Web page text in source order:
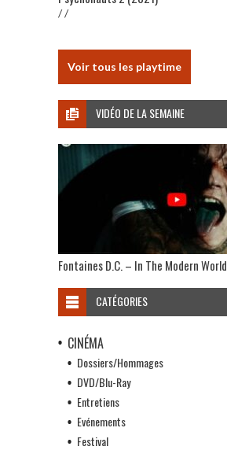
/ /
Voir tous les playtime
VIDÉO DE LA SEMAINE
Fontaines D.C. – In The Modern World
CATÉGORIES
CINÉMA
Dossiers/Hommages
DVD/Blu-Ray
Entretiens
Evénements
Festival